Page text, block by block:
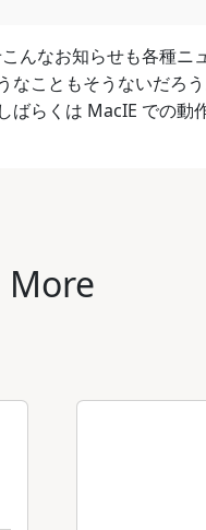
んなお知らせも各種
こともそうないだろ
らくは MacIE での動
More